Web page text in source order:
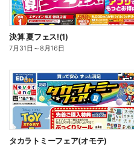
決算 夏フェス!(1)
7月31日 ～8月16日
タカラトミーフェア(オモテ)